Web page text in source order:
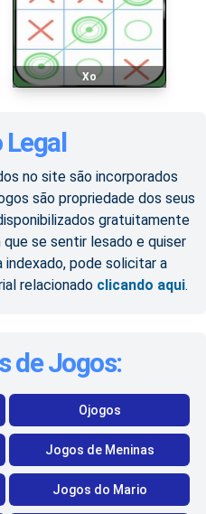
Xo
Legal
no site são incorporados
são propriedade dos seus
gratuitamente
se sentir lesado e quiser
pode solicitar a
relacionado clicando aqui.
de Jogos:
Ojogos
Jogos de Meninas
Jogos do Mario